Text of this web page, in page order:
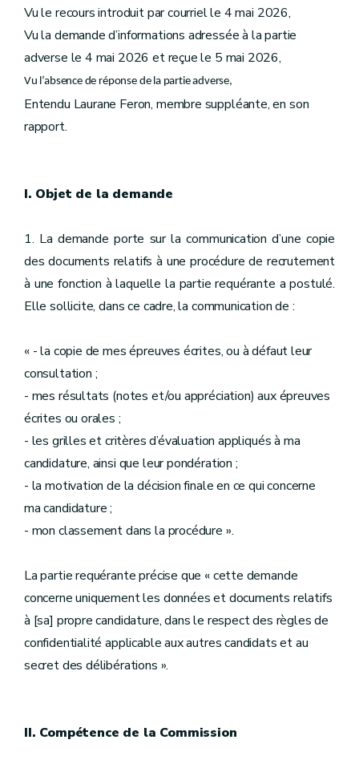
Vu le recours introduit par courriel le 4 mai 2026,
Vu la demande d’informations adressée à la partie
adverse le 4 mai 2026 et reçue le 5 mai 2026,
Vu l’absence de réponse de la partie adverse,
Entendu Laurane Feron, membre suppléante, en son
rapport.
I. Objet de la demande
1. La demande porte sur la communication d’une copie
des documents relatifs à une procédure de recrutement
à une fonction à laquelle la partie requérante a postulé.
Elle sollicite, dans ce cadre, la communication de :
« - la copie de mes épreuves écrites, ou à défaut leur
consultation ;
- mes résultats (notes et/ou appréciation) aux épreuves
écrites ou orales ;
- les grilles et critères d’évaluation appliqués à ma
candidature, ainsi que leur pondération ;
- la motivation de la décision finale en ce qui concerne
ma candidature ;
- mon classement dans la procédure ».
La partie requérante précise que « cette demande
concerne uniquement les données et documents relatifs
à [sa] propre candidature, dans le respect des règles de
confidentialité applicable aux autres candidats et au
secret des délibérations ».
II. Compétence de la Commission